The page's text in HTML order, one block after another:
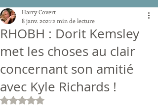
RHOBH : Dorit Kemsley
met les choses au clair
concernant son amitié
avec Kyle Richards !
Harry Covert
8 janv. 2021 2 min de lecture
Noté NaN étoiles sur 5.